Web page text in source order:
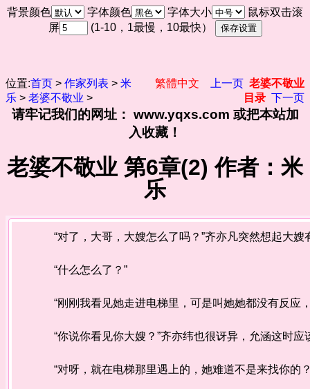
背景颜色 字体颜色 字体大小
鼠标双击滚
屏
(1-10，1最慢，10最快）
位置:首页 > 作家列表 > 米
乐 > 老婆不敬业 >
繁體中文 上一页 老婆不敬业
目录 下一页
请牢记我们的网址： www.yqxs.com 或把本站加
入收藏！
老婆不敬业 第6章(2) 作者：米
乐
“对了，大哥，大嫂怎么了吗？”齐亦凡突然想起大嫂
“什么怎么了？”
“刚刚我看见她走进电梯里，可是叫她她都没有反应
“你说你看见你大嫂？”齐亦纬也很讶异，允涵这时应
“对呀，就在电梯那里遇上的，她难道不是来找你的